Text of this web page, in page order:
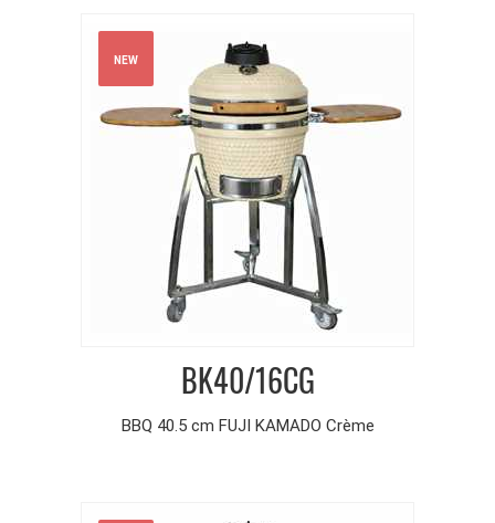
NEW
BK40/16CG
BBQ 40.5 cm FUJI KAMADO Crème